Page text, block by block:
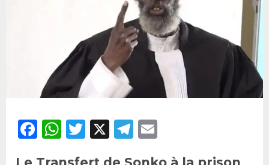
Facebook
WhatsApp
Twitter
X Telegram